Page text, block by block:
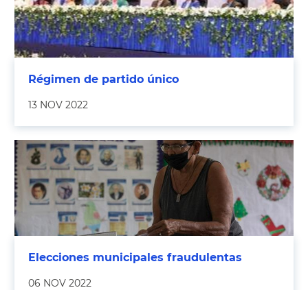
Régimen de partido único
13 NOV 2022
Elecciones municipales fraudulentas
06 NOV 2022